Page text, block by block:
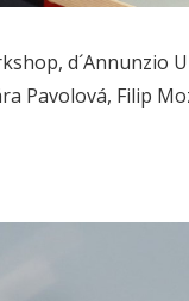
d´Annunzio
Pavolová, Filip